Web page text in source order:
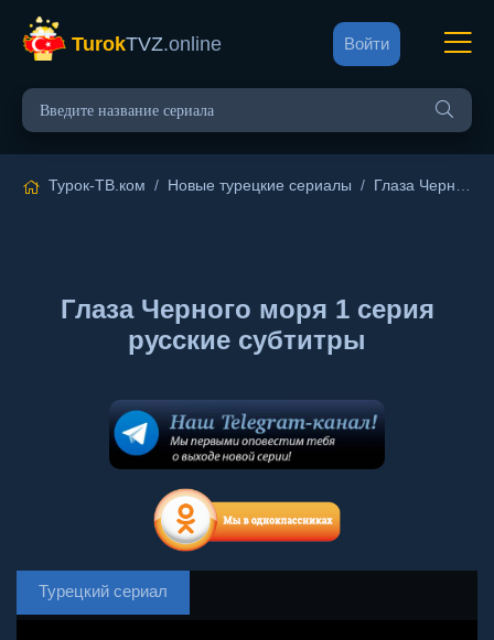
TurokTVZ.online Войти
Турок-ТВ.ком / Новые турецкие сериалы / Глаза Черного моря
Глаза Черного моря 1 серия
русские субтитры
Турецкий сериал